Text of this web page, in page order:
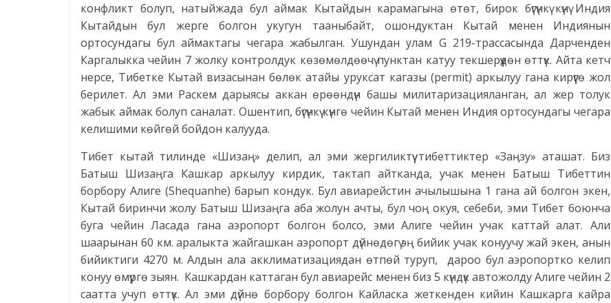
конфликт болуп, натыйжада бул аймак Кытайдын карамагына өтөт, бирок бүгүнкү күнү Индия
Кытайдын бул жерге болгон укугун тааныбайт, ошондуктан Кытай менен Индиянын
ортосундагы бул аймактагы чегара жабылган. Ушундан улам G 219-трассасында Дарченден
Каргалыкка чейин 7 жолку контролдук көзөмөлдөөчү пунктан катуу текшерүүдөн өттүк. Айта кетчү
нерсе, Тибетке Кытай визасынан бөлөк атайы уруксат кагазы (permit) аркылуу гана кирүүгө жол
берилет. Ал эми Раскем дарыясы аккан өрөөндүн башы милитаризацияланган, ал жер толук
жабык аймак болуп саналат. Ошентип, бүгүнкү күнгө чейин Кытай менен Индия ортосундагы чегара
келишими көйгөй бойдон калууда.
Тибет кытай тилинде «Шизаң» делип, ал эми жергиликтүү тибеттиктер «Заңзу» аташат. Биз
Батыш Шизаңга Кашкар аркылуу кирдик, тактап айтканда, учак менен Батыш Тибеттин
борбору Алиге (Shequanhe) барып кондук. Бул авиарейстин ачылышына 1 гана ай болгон экен,
Кытай биринчи жолу Батыш Шизаңга аба жолун ачты, бул чоң окуя, себеби, эми Тибет боюнча
буга чейин Ласада гана аэропорт болгон болсо, эми Алиге чейин учак каттай алат. Али
шаарынан 60 км. аралыкта жайгашкан аэропорт дүйнөдөгү эң бийик учак конуучу жай экен, анын
бийиктиги 4270 м. Алдын ала акклиматизациядан өтпөй туруп, дароо бул аэропортко келип
конуу өмүргө зыян. Кашкардан каттаган бул авиарейс менен биз 5 күндүк автожолду Алиге чейин 2
саатта учуп өттүк. Ал эми дүйнө борбору болгон Кайласка жеткенден кийин Кашкарга кайра